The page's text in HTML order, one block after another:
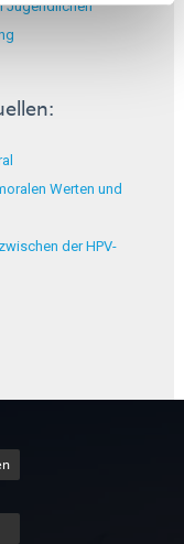
Jugendlichen
Werten und
der HPV-